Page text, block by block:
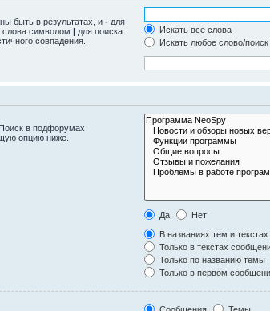
быть в результатах, и - для
слова символом | для поиска
совпадения.
Искать все слова
Искать любое слово/
в подфорумах
опцию ниже.
Да
Нет
В названиях тем и
Только в текстах
Только по названию темы
Только в первом